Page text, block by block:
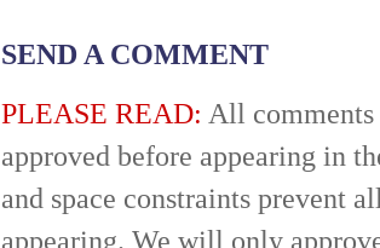
SEND A COMMENT
PLEASE READ: All comments
approved before appearing in
and space constraints prevent
appearing. We will only